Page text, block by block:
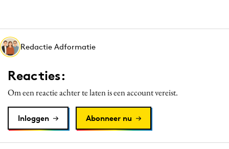
Martech
Merkstrategie
PR
Programmatic
Purpose Marketing
Reputatie & crisis
Redactie Adformatie
Reacties:
Om een reactie achter te laten is een account vereist.
Inloggen Abonneer nu